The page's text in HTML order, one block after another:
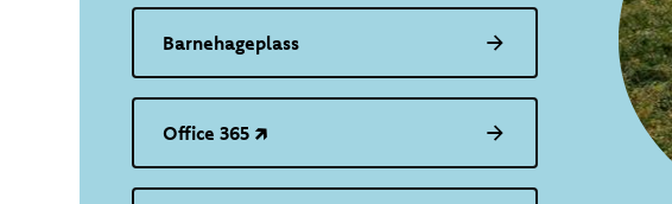
Barnehageplass
Office 365 🡵